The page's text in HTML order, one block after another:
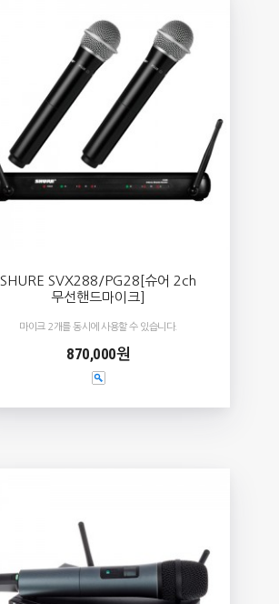
SHURE SVX288/PG28[슈어 2ch
무선핸드마이크]
마이크 2개를 동시에 사용할 수 있습니다.
870,000원